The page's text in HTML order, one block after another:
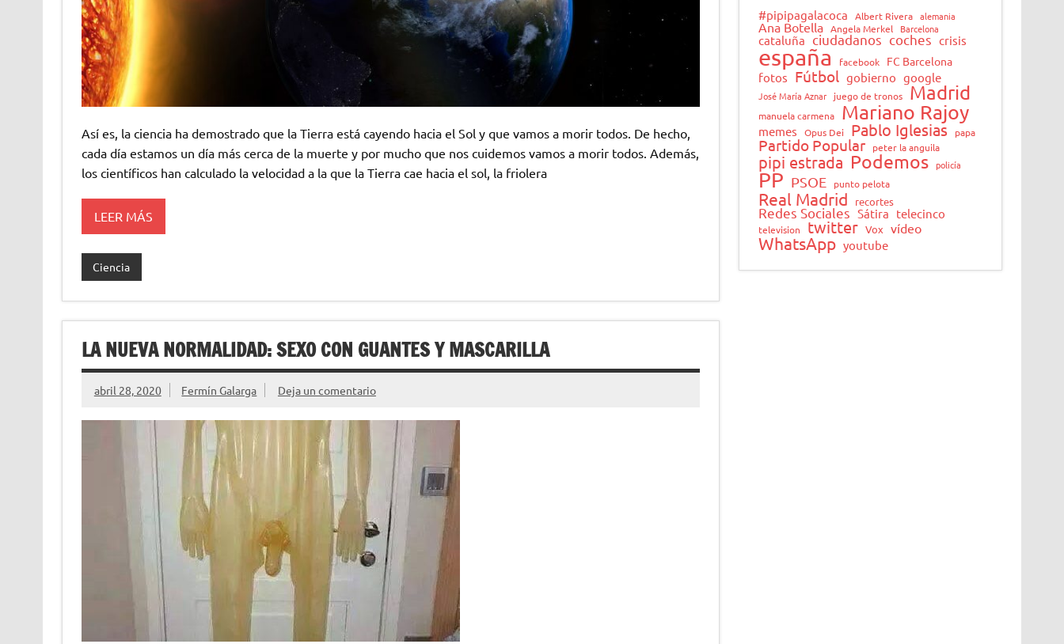
Así es, la ciencia ha demostrado que la Tierra está cayendo hacia el Sol y que vamos a morir todos. De hecho,
cada día estamos un día más cerca de la muerte y por mucho que nos cuidemos vamos a morir todos. Además,
los científicos han calculado la velocidad a la que la Tierra cae hacia el sol, la friolera
LEER MÁS
Ciencia
LA NUEVA NORMALIDAD: SEXO CON GUANTES Y MASCARILLA
abril 28, 2020 Fermín Galarga Deja un comentario
#pipipagalacoca Albert Rivera alemania
Ana Botella Angela Merkel Barcelona
cataluña ciudadanos coches crisis
españa facebook FC Barcelona
fotos Fútbol gobierno google
José María Aznar juego de tronos Madrid
manuela carmena Mariano Rajoy
memes Opus Dei Pablo Iglesias papa
Partido Popular peter la anguila
pipi estrada Podemos policía
PP PSOE punto pelota
Real Madrid recortes
Redes Sociales Sátira telecinco
television twitter Vox vídeo
WhatsApp youtube